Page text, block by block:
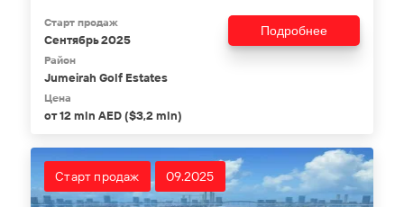
Старт продаж
Сентябрь 2025
Район
Jumeirah Golf Estates
Цена
от 12 mln AED ($3,2 mln)
Подробнее
Старт продаж 09.2025